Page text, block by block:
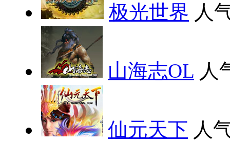
极光世界 人
山海志OL 人
仙元天下 人